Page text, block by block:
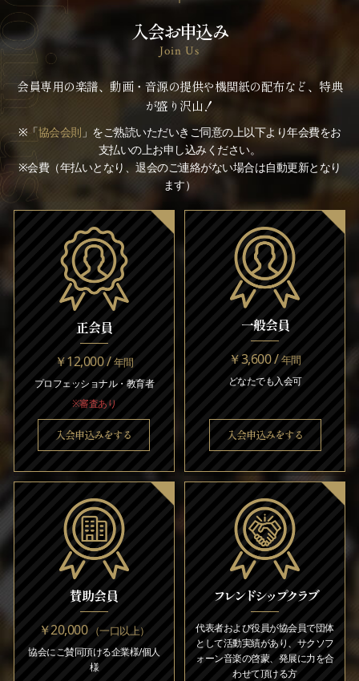
入会お申込み
Join Us
会員専用の楽譜、動画・音源の提供や機関紙の配布など、特典
が盛り沢山！
※「協会会則 」をご熟読いただいきご同意の上以下より年会費をお
支払いの上お申し込みください。
※会費（年払いとなり、退会のご連絡がない場合は自動更新となり
ます）
正会員
￥12,000 /年間
プロフェッショナル・教育者
※審査あり
入会申込みをする
一般会員
￥3,600 /年間
どなたでも入会可
入会申込みをする
賛助会員
￥20,000（一口以上）
協会にご賛同頂ける企業様/個人
様
フレンドシップクラブ
代表者および役員が協会員で団体
として活動実績があり、サクソフ
ォーン音楽の啓蒙、発展に力を合
わせて頂ける方